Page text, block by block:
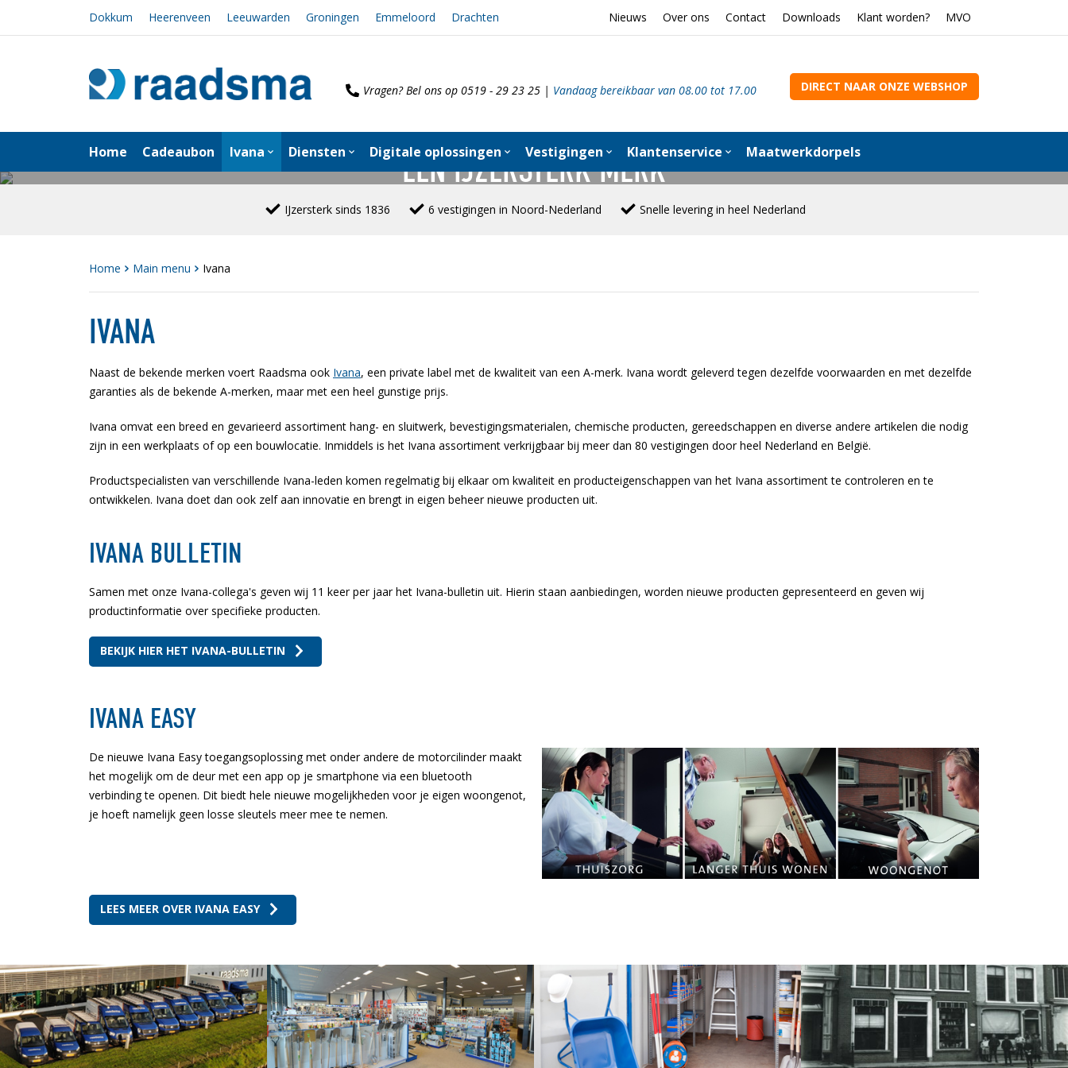
Dokkum Heerenveen Leeuwarden Groningen Emmeloord Drachten Nieuws Over ons Contact Downloads Klant worden? MVO
Vragen? Bel ons op 0519 - 29 23 25 | Vandaag bereikbaar van 08.00 tot 17.00 DIRECT NAAR ONZE WEBSHOP
Home Cadeaubon Ivana Diensten Digitale oplossingen Vestigingen Klantenservice Maatwerkdorpels
EEN IJZERSTERK MERK
IJzersterk sinds 1836 6 vestigingen in Noord-Nederland Snelle levering in heel Nederland
Home Main menu Ivana
IVANA
Naast de bekende merken voert Raadsma ook Ivana, een private label met de kwaliteit van een A-merk. Ivana wordt geleverd tegen dezelfde voorwaarden en met dezelfde
garanties als de bekende A-merken, maar met een heel gunstige prijs.
Ivana omvat een breed en gevarieerd assortiment hang- en sluitwerk, bevestigingsmaterialen, chemische producten, gereedschappen en diverse andere artikelen die nodig
zijn in een werkplaats of op een bouwlocatie. Inmiddels is het Ivana assortiment verkrijgbaar bij meer dan 80 vestigingen door heel Nederland en België.
Productspecialisten van verschillende Ivana-leden komen regelmatig bij elkaar om kwaliteit en producteigenschappen van het Ivana assortiment te controleren en te
ontwikkelen. Ivana doet dan ook zelf aan innovatie en brengt in eigen beheer nieuwe producten uit.
IVANA BULLETIN
Samen met onze Ivana-collega's geven wij 11 keer per jaar het Ivana-bulletin uit. Hierin staan aanbiedingen, worden nieuwe producten gepresenteerd en geven wij
productinformatie over specifieke producten.
BEKIJK HIER HET IVANA-BULLETIN
IVANA EASY
De nieuwe Ivana Easy toegangsoplossing met onder andere de motorcilinder maakt
het mogelijk om de deur met een app op je smartphone via een bluetooth
verbinding te openen. Dit biedt hele nieuwe mogelijkheden voor je eigen woongenot,
je hoeft namelijk geen losse sleutels meer mee te nemen.
LEES MEER OVER IVANA EASY